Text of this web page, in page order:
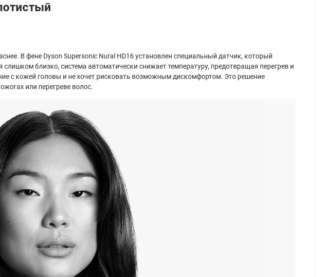
В фене Dyson Supersonic Nural HD16 установлен специальный датчик, который
близко, система автоматически снижает температуру, предотвращая перегрев и
с кожей головы и не хочет рисковать возможным дискомфортом. Это решение
или перегреве волос.